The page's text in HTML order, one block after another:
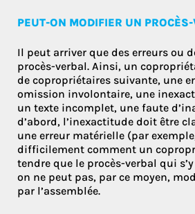
PEUT-ON MODIFIER UN
Il peut arriver que des erreurs ou
procès-verbal. Ainsi, un
de copropriétaires suivante, une
omission involontaire, une
un texte incomplet, une faute
d’abord, l’inexactitude doit être
une erreur matérielle (par
difficilement comment un
tendre que le procès-verbal qui
on ne peut pas, par ce moyen,
par l’assemblée.